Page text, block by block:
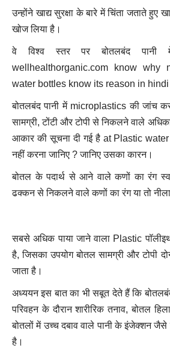
उन्होंने खाद्य सुरक्षा के बारे में चिंता जताते हुए
खोज लिया है।
वे विश्व स्तर पर बोतलबंद
wellhealthorganic.com know why
water bottles know its reason in
बोतलबंद पानी में microplastics की जांच
सामग्री, टोंटी और टोपी से निकलने वाले
आकार की सूचना दी गई है at Plastic
नहीं करना जानिए ? जानिए उसका कारन।
बोतल के पदार्थ से आने वाले कणों का रंग स्वयं
ढक्कन से निकलने वाले कणों का रंग या तो नीला
सबसे अधिक पाया जाने वाला Plastic
है, जिसका उपयोग बोतल सामग्री और टोपी
जाता है।
अध्ययन इस बात का भी सबूत देते हैं कि
परिवहन के दौरान शारीरिक तनाव, बोतल
बोतलों में उच्च दबाव वाले पानी के इंजेक्शन
है।